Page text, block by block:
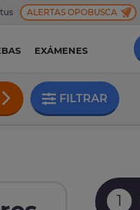
ALERTAS OPOBUSCA
EXÁMENES
FILTRAR
1